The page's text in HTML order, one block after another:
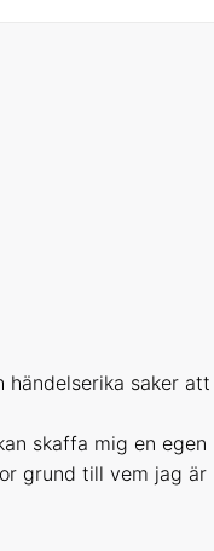
saker
skaffa mig en
grund till vem jag är